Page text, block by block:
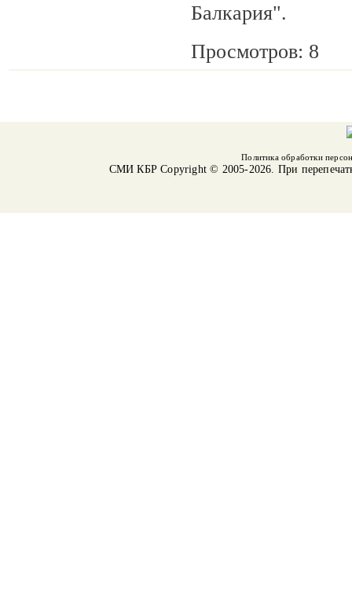
Балкария".
Просмотров: 8
Политика обработки
СМИ КБРCopyright © 2005-2026. При